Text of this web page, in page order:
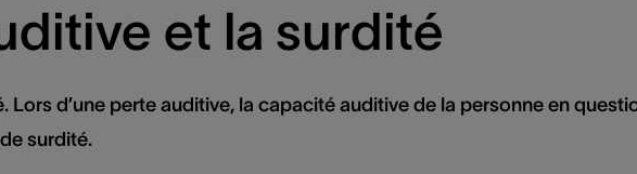
et la surdité
d’une perte auditive, la capacité auditive de la personne en
surdité.